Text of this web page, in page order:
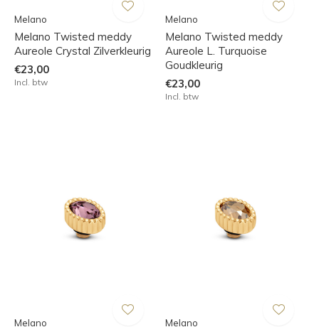
Melano
Melano Twisted meddy
Aureole Crystal Zilverkleurig
€23,00
Incl. btw
Melano
Melano Twisted meddy
Aureole L. Turquoise
Goudkleurig
€23,00
Incl. btw
Melano Melano